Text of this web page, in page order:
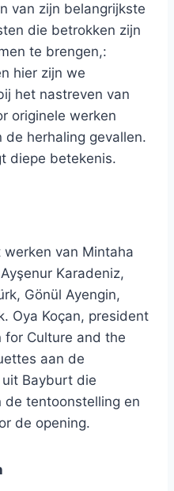
van zijn belangrijkste
die betrokken zijn
te brengen,:
hier zijn we
het nastreven van
originele werken
herhaling gevallen.
​​diepe betekenis.
van Mintaha
Karadeniz,
Gönül Ayengin,
Oya Koçan, president
for Culture and the
aan de
Bayburt die
de tentoonstelling en
de opening.